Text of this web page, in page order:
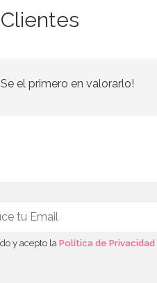
el primero en valorarlo!
y acepto la Política de Privacidad